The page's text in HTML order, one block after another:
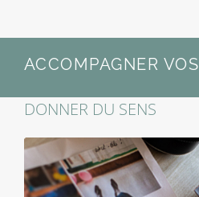
ACCOMPAGNER VOS
DONNER DU SENS